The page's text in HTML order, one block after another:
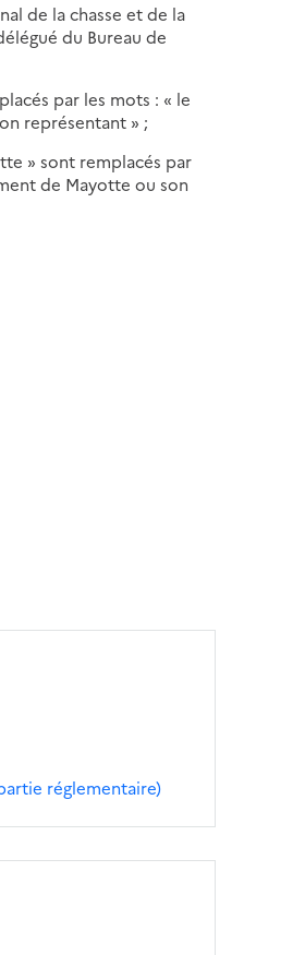
de la chasse et de la
du Bureau de
par les mots : « le
représentant » ;
» sont remplacés par
de Mayotte ou son
réglementaire)